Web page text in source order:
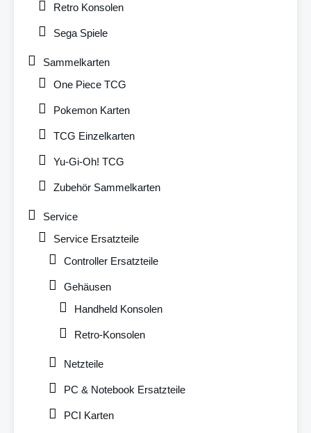
Retro Konsolen
Sega Spiele
Sammelkarten
One Piece TCG
Pokemon Karten
TCG Einzelkarten
Yu-Gi-Oh! TCG
Zubehör Sammelkarten
Service
Service Ersatzteile
Controller Ersatzteile
Gehäusen
Handheld Konsolen
Retro-Konsolen
Netzteile
PC & Notebook Ersatzteile
PCI Karten